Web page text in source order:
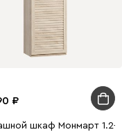
шкаф Монмарт